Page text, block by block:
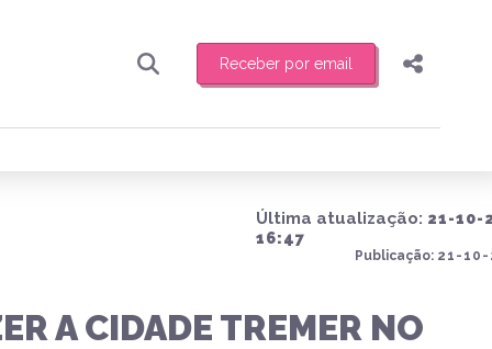
Receber por email
toda sexta-feira de manhã o resumo
Compartilhar
Enviar por Whatsapp
Publicar no X
Última atualização: 21-10-
16:47
Publicação: 21-10-
A CIDADE TREMER NO